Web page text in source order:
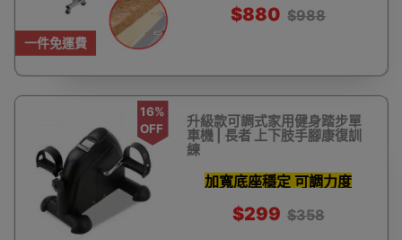
一件免運費
$880 $988
16%
OFF
升級款可調式家用健身踏步單
車機 | 長者 上下肢手腳康復訓
練
加寬底座穩定 可調力度
$299 $358